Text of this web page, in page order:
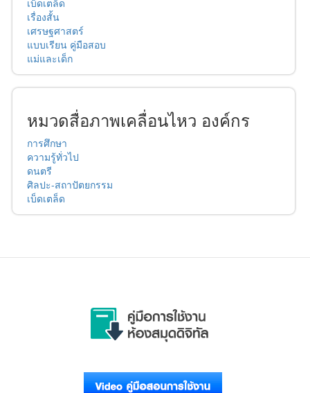
เบ็ดเตล็ด
เรื่องสั้น
เศรษฐศาสตร์
แบบเรียน คู่มือสอบ
แม่และเด็ก
หมวดสื่อภาพเคลื่อนไหว องค์กร
การศึกษา
ความรู้ทั่วไป
ดนตรี
ศิลปะ-สถาปัตยกรรม
เบ็ดเตล็ด